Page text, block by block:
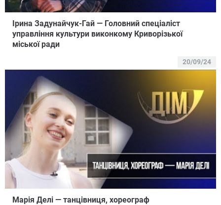
Ірина Задунайчук-Гай — Головний спеціаліст
управління культури виконкому Криворізької
міської ради
20/09/24
Марія Делі — танцівниця, хореограф